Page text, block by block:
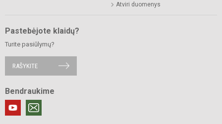
Atviri duomenys
Pastebėjote klaidų?
Turite pasiūlymų?
RAŠYKITE
Bendraukime